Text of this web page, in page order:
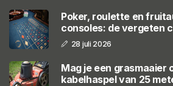
Poker, roulette en
consoles: de vergeten
28 juli 2026
Mag je een grasmaaier
kabelhaspel van 25